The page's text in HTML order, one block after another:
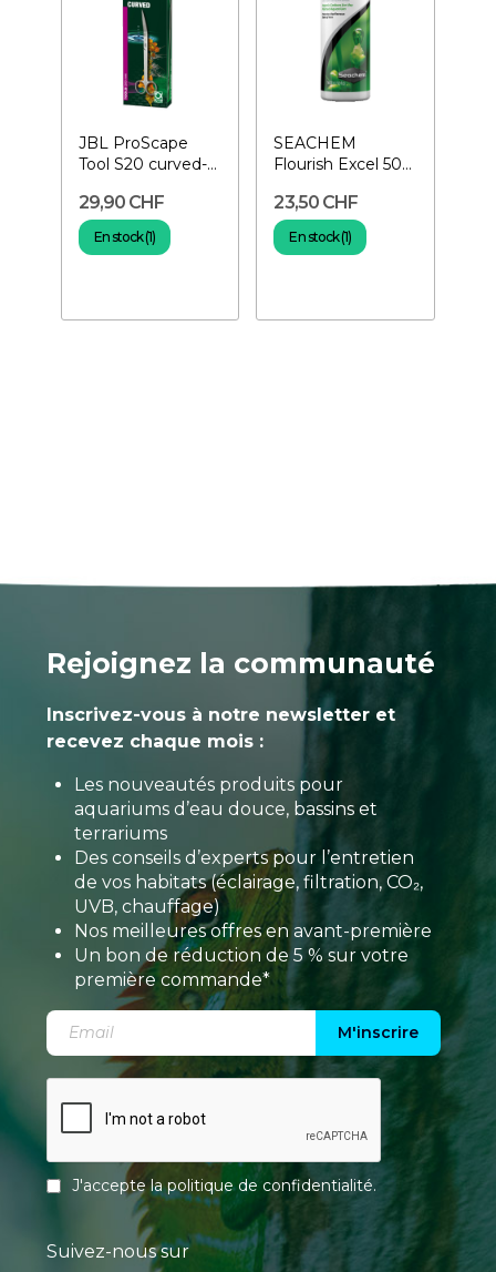
JBL ProScape
Tool S20 curved-
pour...
29,90 CHF
En stock (1)
SEACHEM
Flourish Excel 500
organique pour...
23,50 CHF
En stock (1)
Rejoignez la communauté
Inscrivez-vous à notre newsletter et
recevez chaque mois :
Les nouveautés produits pour
aquariums d’eau douce, bassins et
terrariums
Des conseils d’experts pour l’entretien
de vos habitats (éclairage, filtration, CO₂,
UVB, chauffage)
Nos meilleures offres en avant-première
Un bon de réduction de 5 % sur votre
première commande*
M'inscrire
J'accepte lapolitique de confidentialité.
Suivez-nous sur